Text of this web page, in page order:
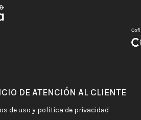
DE ATENCIÓN AL CLIENTE
de uso y política de privacidad